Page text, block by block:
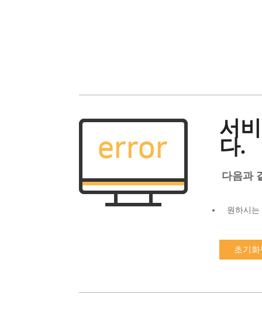
서
다.
다음과
원하시
초기화